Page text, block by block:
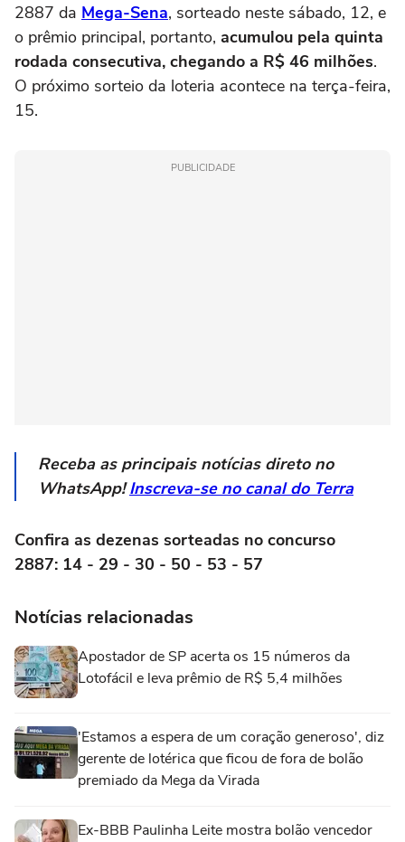
2887 da Mega-Sena, sorteado neste sábado, 12, e
o prêmio principal, portanto, acumulou pela quinta
rodada consecutiva, chegando a R$ 46 milhões.
O próximo sorteio da loteria acontece na terça-feira,
15.
PUBLICIDADE
Receba as principais notícias direto no
WhatsApp!Inscreva-se no canal do Terra
Confira as dezenas sorteadas no concurso
2887: 14 - 29 - 30 - 50 - 53 - 57
Notícias relacionadas
Apostador de SP acerta os 15 números da
Lotofácil e leva prêmio de R$ 5,4 milhões
'Estamos a espera de um coração generoso', diz
gerente de lotérica que ficou de fora de bolão
premiado da Mega da Virada
Ex-BBB Paulinha Leite mostra bolão vencedor